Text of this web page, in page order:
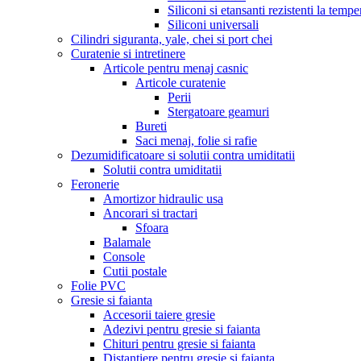
Siliconi si etansanti rezistenti la
Siliconi universali
Cilindri siguranta, yale, chei si port chei
Curatenie si intretinere
Articole pentru menaj casnic
Articole curatenie
Perii
Stergatoare geamuri
Bureti
Saci menaj, folie si rafie
Dezumidificatoare si solutii contra umiditatii
Solutii contra umiditatii
Feronerie
Amortizor hidraulic usa
Ancorari si tractari
Sfoara
Balamale
Console
Cutii postale
Folie PVC
Gresie si faianta
Accesorii taiere gresie
Adezivi pentru gresie si faianta
Chituri pentru gresie si faianta
Distantiere pentru gresie si faianta